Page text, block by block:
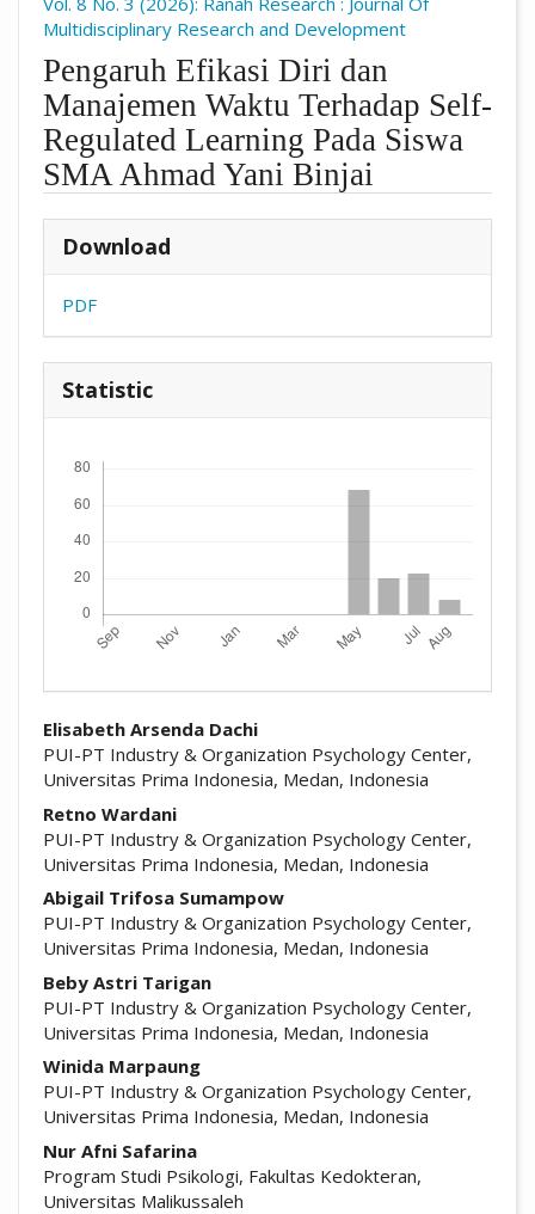
Multidisciplinary Research and Development
Pengaruh Efikasi Diri dan
Manajemen Waktu Terhadap Self-
Regulated Learning Pada Siswa
SMA Ahmad Yani Binjai
Download
PDF
Statistic
Elisabeth Arsenda Dachi
PUI-PT Industry & Organization Psychology Center,
Universitas Prima Indonesia, Medan, Indonesia
Retno Wardani
PUI-PT Industry & Organization Psychology Center,
Universitas Prima Indonesia, Medan, Indonesia
Abigail Trifosa Sumampow
PUI-PT Industry & Organization Psychology Center,
Universitas Prima Indonesia, Medan, Indonesia
Beby Astri Tarigan
PUI-PT Industry & Organization Psychology Center,
Universitas Prima Indonesia, Medan, Indonesia
Winida Marpaung
PUI-PT Industry & Organization Psychology Center,
Universitas Prima Indonesia, Medan, Indonesia
Nur Afni Safarina
Program Studi Psikologi, Fakultas Kedokteran,
Universitas Malikussaleh